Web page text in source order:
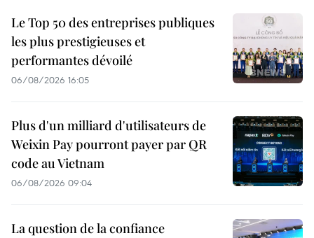
Le Top 50 des entreprises publiques
les plus prestigieuses et
performantes dévoilé
06/08/2026 16:05
Plus d'un milliard d'utilisateurs de
Weixin Pay pourront payer par QR
code au Vietnam
06/08/2026 09:04
La question de la confiance